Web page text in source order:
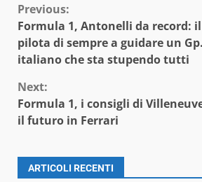
Continue
Reading
Previous:
Formula 1, Antonelli da record:
pilota di sempre a guidare un
italiano che sta stupendo tutti
Next:
Formula 1, i consigli di
il futuro in Ferrari
ARTICOLI RECENTI